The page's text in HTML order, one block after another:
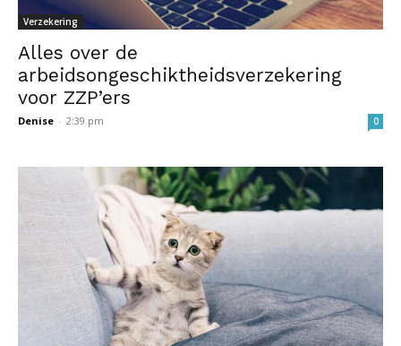
Verzekering
Alles over de
arbeidsongeschiktheidsverzekering
voor ZZP’ers
Denise - 2:39 pm 0